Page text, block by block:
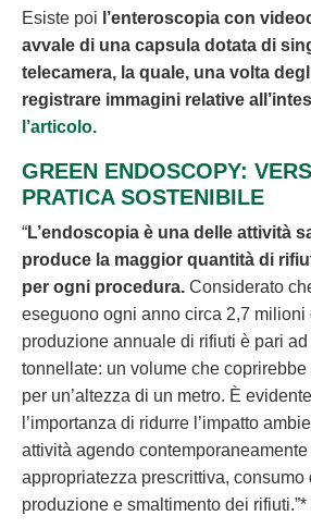
Esiste poi l’enteroscopia con
avvale di una capsula dotata di
telecamera, la quale, una volta
registrare immagini relative
l’articolo.
GREEN ENDOSCOPY:
PRATICA SOSTENIBILE
“L’endoscopia è una delle attività
produce la maggior quantità di
per ogni procedura. Considerato
eseguono ogni anno circa 2,7 milioni
produzione annuale di rifiuti è pari
tonnellate: un volume che
per un’altezza di un metro. È
l’importanza di ridurre l’impatto
attività agendo
appropriatezza prescrittiva, consumo
produzione e smaltimento dei rifiuti.”*